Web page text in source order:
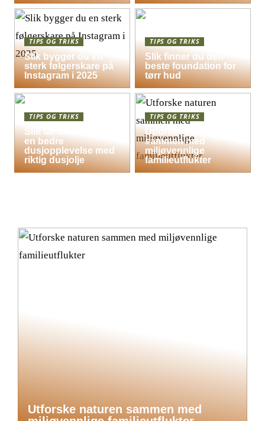
TIPS OG TRIKS
Slik bygger du en
sterk følgerskare på
Instagram i 2025
TIPS OG TRIKS
Slik finner du den
beste foundation for
tørr hud
TIPS OG TRIKS
Slik får hele familien
en bedre
dusjopplevelse med
riktig dusjolje
TIPS OG TRIKS
Utforske naturen
sammen med
miljøvennlige
familieutflukter
Utforske naturen sammen med